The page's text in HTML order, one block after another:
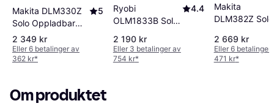
Makita DLM330Z
Solo Oppladbar
gressklipper
5
2 349 kr
Eller 6 betalinger av
362 kr*
Ryobi
OLM1833B Solo
gressklipper
4.4
2 190 kr
Eller 3 betalinger av
754 kr*
Makita
DLM382Z Solo
gressklipper
2 669 kr
Eller 6 betalinger
471 kr*
Om produktet